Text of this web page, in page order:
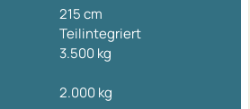
215 cm
Teilintegriert
3.500 kg
2.000 kg